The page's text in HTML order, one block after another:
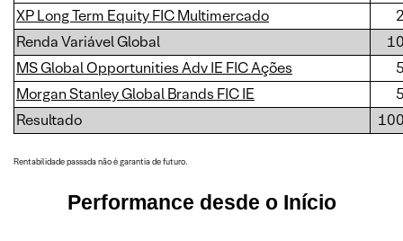
XP Long Term Equity FIC Multimercado
Renda Variável Global
MS Global Opportunities Adv IE FIC Ações
Morgan Stanley Global Brands FIC IE
Resultado
Rentabilidade passada não é garantia de futuro.
Performance desde o Início